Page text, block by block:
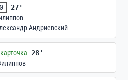
27'
Андриевский
28'